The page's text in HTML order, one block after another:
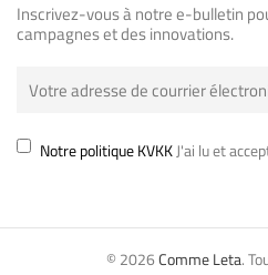
Inscrivez-vous à notre e-bulletin
campagnes et des innovations.
Notre politique KVKKJ'ai lu et
© 2026Comme Leta.